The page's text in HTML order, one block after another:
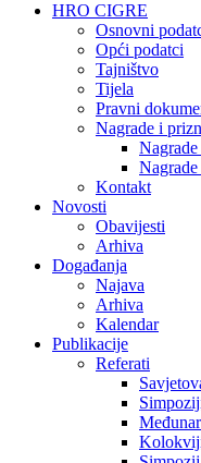
HRO CIGRE
Osnovni
Opći podatci
Tajništvo
Tijela
Pravni
Nagrade i
Kontakt
Novosti
Obavijesti
Arhiva
Događanja
Najava
Arhiva
Kalendar
Publikacije
Referati